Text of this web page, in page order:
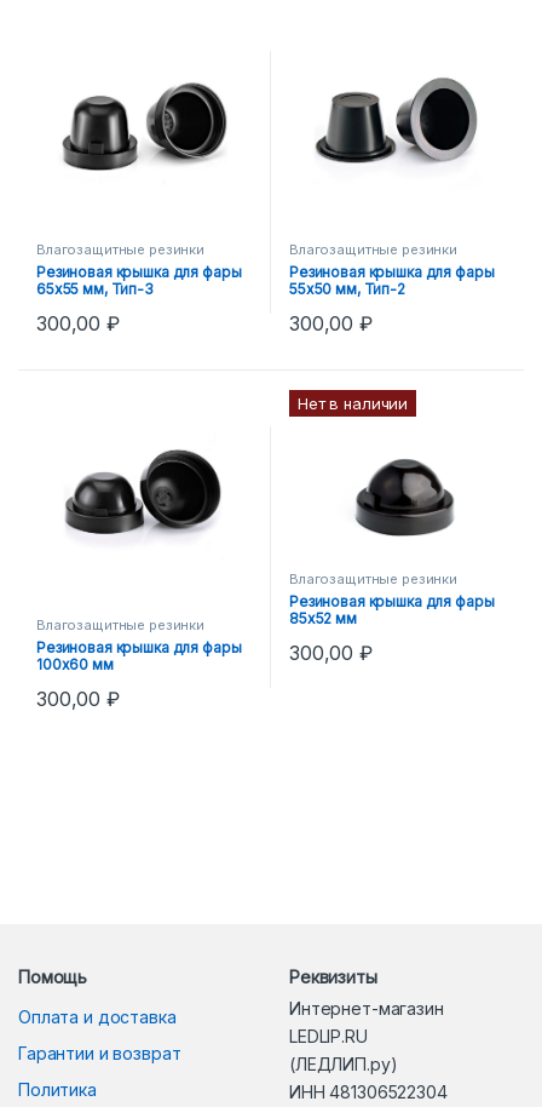
Влагозащитные резинки
Резиновая крышка для фары
65х55 мм, Тип-3
300,00₽
Влагозащитные резинки
Резиновая крышка для фары
55х50 мм, Тип-2
300,00₽
Влагозащитные резинки
Резиновая крышка для фары
100х60 мм
300,00₽
Нет в наличии
Влагозащитные резинки
Резиновая крышка для фары
85х52 мм
300,00₽
Помощь
Оплата и доставка
Гарантии и возврат
Политика
Реквизиты
Интернет-магазин
LEDLIP.RU
(ЛЕДЛИП.ру)
ИНН 481306522304